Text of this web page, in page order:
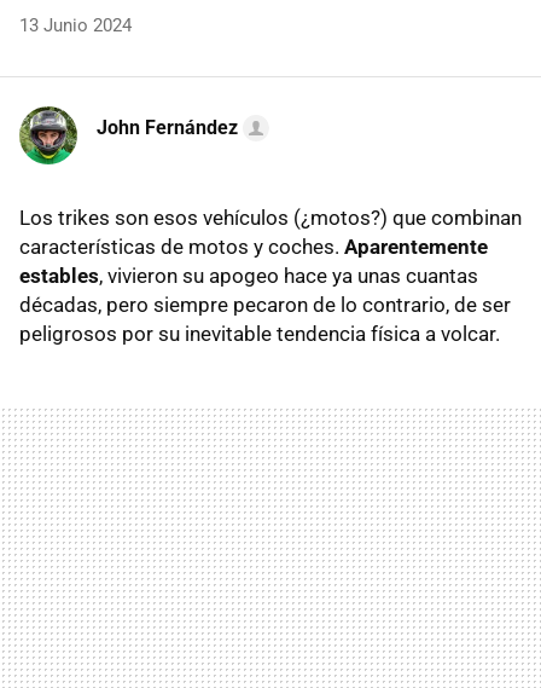
13 Junio 2024
John Fernández
Los trikes son esos vehículos (¿motos?) que combinan
características de motos y coches. Aparentemente
estables, vivieron su apogeo hace ya unas cuantas
décadas, pero siempre pecaron de lo contrario, de ser
peligrosos por su inevitable tendencia física a volcar.